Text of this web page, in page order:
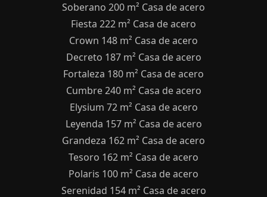
Soberano 200 m² Casa de acero
Fiesta 222 m² Casa de acero
Crown 148 m² Casa de acero
Decreto 187 m² Casa de acero
Fortaleza 180 m² Casa de acero
Cumbre 240 m² Casa de acero
Elysium 72 m² Casa de acero
Leyenda 157 m² Casa de acero
Grandeza 162 m² Casa de acero
Tesoro 162 m² Casa de acero
Polaris 100 m² Casa de acero
Serenidad 154 m² Casa de acero